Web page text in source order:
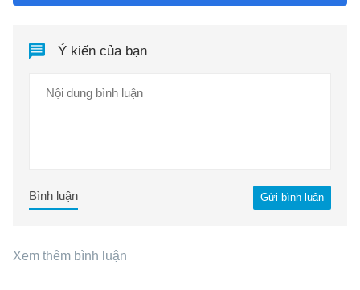
Ý kiến của bạn
Gửi bình luận
Bình luận
Xem thêm bình luận